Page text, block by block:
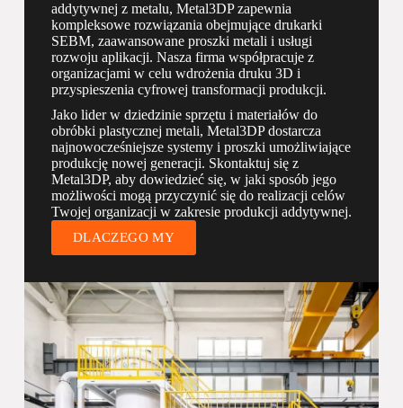
addytywnej z metalu, Metal3DP zapewnia
kompleksowe rozwiązania obejmujące drukarki
SEBM, zaawansowane proszki metali i usługi
rozwoju aplikacji. Nasza firma współpracuje z
organizacjami w celu wdrożenia druku 3D i
przyspieszenia cyfrowej transformacji produkcji.
Jako lider w dziedzinie sprzętu i materiałów do
obróbki plastycznej metali, Metal3DP dostarcza
najnowocześniejsze systemy i proszki umożliwiające
produkcję nowej generacji. Skontaktuj się z
Metal3DP, aby dowiedzieć się, w jaki sposób jego
możliwości mogą przyczynić się do realizacji celów
Twojej organizacji w zakresie produkcji addytywnej.
DLACZEGO MY